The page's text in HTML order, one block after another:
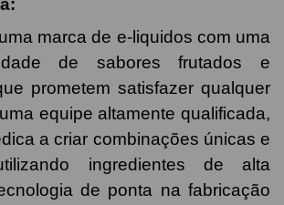
marca de e-liquidos com uma
de sabores frutados e
prometem satisfazer qualquer
equipe altamente qualificada,
a criar combinações únicas e
ingredientes de alta
de ponta na fabricação